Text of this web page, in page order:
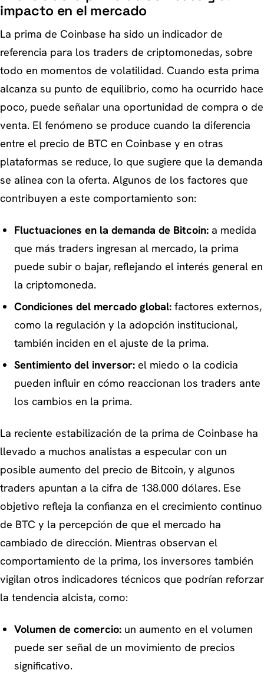
impacto en el mercado
La prima de Coinbase ha sido un indicador de
referencia para los traders de criptomonedas, sobre
todo en momentos de volatilidad. Cuando esta prima
alcanza su punto de equilibrio, como ha ocurrido hace
poco, puede señalar una oportunidad de compra o de
venta. El fenómeno se produce cuando la diferencia
entre el precio de BTC en Coinbase y en otras
plataformas se reduce, lo que sugiere que la demanda
se alinea con la oferta. Algunos de los factores que
contribuyen a este comportamiento son:
Fluctuaciones en la demanda de Bitcoin:a medida
que más traders ingresan al mercado, la prima
puede subir o bajar, reflejando el interés general en
la criptomoneda.
Condiciones del mercado global:factores externos,
como la regulación y la adopción institucional,
también inciden en el ajuste de la prima.
Sentimiento del inversor:el miedo o la codicia
pueden influir en cómo reaccionan los traders ante
los cambios en la prima.
La reciente estabilización de la prima de Coinbase ha
llevado a muchos analistas a especular con un
posible aumento del precio de Bitcoin, y algunos
traders apuntan a la cifra de 138.000 dólares. Ese
objetivo refleja la confianza en el crecimiento continuo
de BTC y la percepción de que el mercado ha
cambiado de dirección. Mientras observan el
comportamiento de la prima, los inversores también
vigilan otros indicadores técnicos que podrían reforzar
la tendencia alcista, como:
Volumen de comercio:un aumento en el volumen
puede ser señal de un movimiento de precios
significativo.